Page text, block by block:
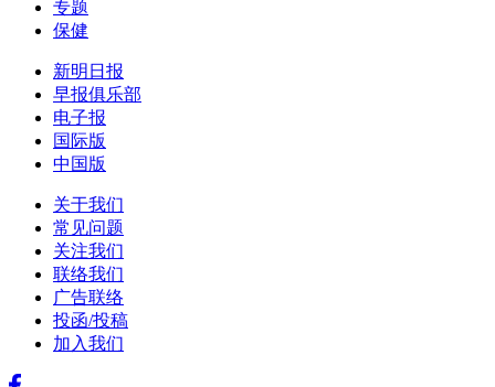
专题
保健
新明日报
早报俱乐部
电子报
国际版
中国版
关于我们
常见问题
关注我们
联络我们
广告联络
投函/投稿
加入我们